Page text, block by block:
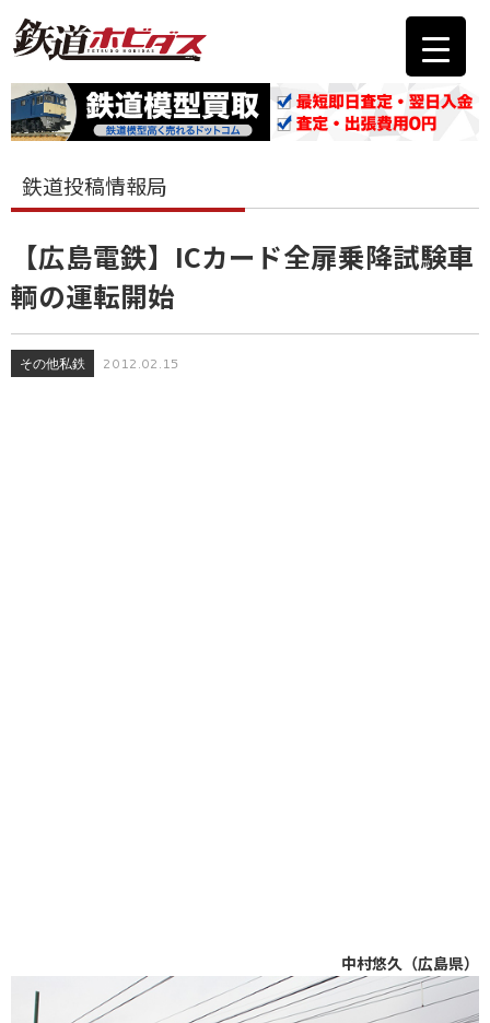
鉄道投稿情報局
【広島電鉄】ICカード全扉乗降試験車
輌の運転開始
その他私鉄 2012.02.15
中村悠久（広島県）